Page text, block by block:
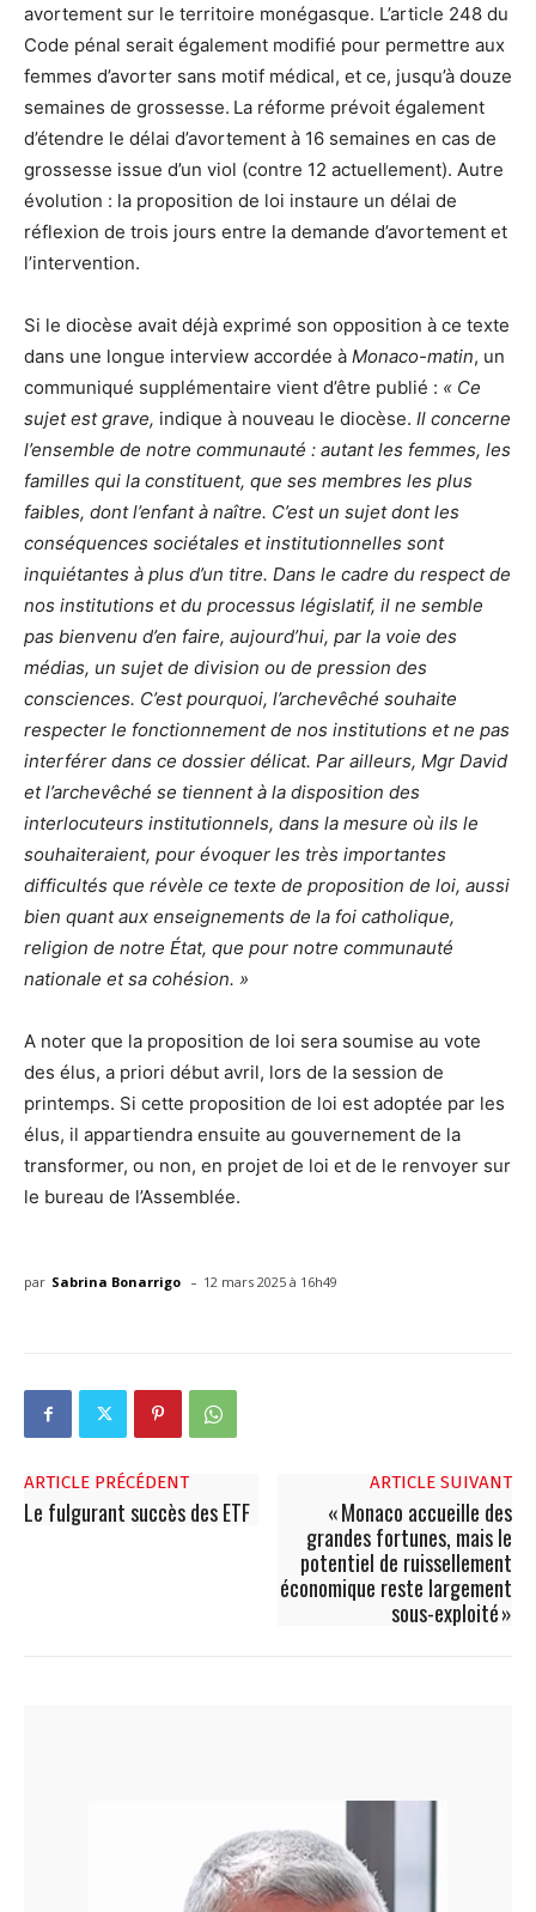
avortement sur le territoire monégasque. L’article 248 du
Code pénal serait également modifié pour permettre aux
femmes d’avorter sans motif médical, et ce, jusqu’à douze
semaines de grossesse. La réforme prévoit également
d’étendre le délai d’avortement à 16 semaines en cas de
grossesse issue d’un viol (contre 12 actuellement). Autre
évolution : la proposition de loi instaure un délai de
réflexion de trois jours entre la demande d’avortement et
l’intervention.
Si le diocèse avait déjà exprimé son opposition à ce texte
dans une longue interview accordée à Monaco-matin, un
communiqué supplémentaire vient d’être publié : « Ce
sujet est grave, indique à nouveau le diocèse. Il concerne
l’ensemble de notre communauté : autant les femmes, les
familles qui la constituent, que ses membres les plus
faibles, dont l’enfant à naître. C’est un sujet dont les
conséquences sociétales et institutionnelles sont
inquiétantes à plus d’un titre. Dans le cadre du respect de
nos institutions et du processus législatif, il ne semble
pas bienvenu d’en faire, aujourd’hui, par la voie des
médias, un sujet de division ou de pression des
consciences. C’est pourquoi, l’archevêché souhaite
respecter le fonctionnement de nos institutions et ne pas
interférer dans ce dossier délicat. Par ailleurs, Mgr David
et l’archevêché se tiennent à la disposition des
interlocuteurs institutionnels, dans la mesure où ils le
souhaiteraient, pour évoquer les très importantes
difficultés que révèle ce texte de proposition de loi, aussi
bien quant aux enseignements de la foi catholique,
religion de notre État, que pour notre communauté
nationale et sa cohésion. »
A noter que la proposition de loi sera soumise au vote
des élus, a priori début avril, lors de la session de
printemps. Si cette proposition de loi est adoptée par les
élus, il appartiendra ensuite au gouvernement de la
transformer, ou non, en projet de loi et de le renvoyer sur
le bureau de l’Assemblée.
par Sabrina Bonarrigo - 12 mars 2025 à 16h49
ARTICLE PRÉCÉDENT
Le fulgurant succès des ETF
ARTICLE SUIVANT
« Monaco accueille des
grandes fortunes, mais le
potentiel de ruissellement
économique reste largement
sous-exploité »